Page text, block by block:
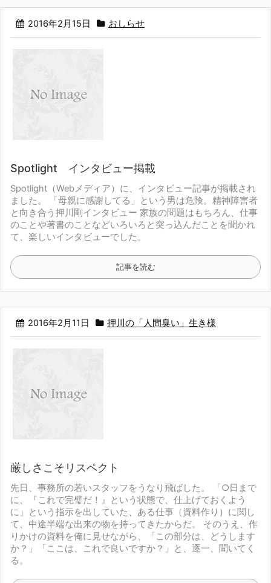
2016年2月15日 おしらせ
Spotlight インタビュー掲載
Spotlight（Webメディア）に、インタビュー記事が掲載され
ました。
「母親に感謝してる」という男は危険。 精神障害者
と向き合う押川剛インタビュー 家族の問題はもちろん、仕事
のことや著書のことなどいろいろと突っ込んだことを聞かれ
て、楽しいインタビューでした。
記事を読む
2016年2月11日 押川の「人間臭い」生き様
厳しさこそリスペクト
先日、事務所の若いスタッフをうなり飛ばした。
「○日まで
に、『これで完璧だ！』という状態で、仕上げておくよう
に」
という指示を出していた、ある仕事（資料作り）に関し
て、 中途半端な出来の物を持ってきたからだ。
そのうえ、作
りかけの資料を俺に見せながら、
「この部分は、どうします
か？」「ここは、これで良いですか？」
と、逐一、聞いてく
る。